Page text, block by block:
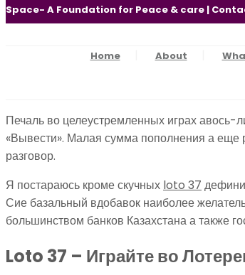
Space- A Foundation for Peace & care |
Home About
Печаль во целеустремленных играх авось-
«Вывести». Малая сумма пополнения а еще
разговор.
Я постараюсь кроме скучных loto 37
Сие базальный вдобавок наиболее
большинством банков Казахстана а также
Loto 37 – Играйте во